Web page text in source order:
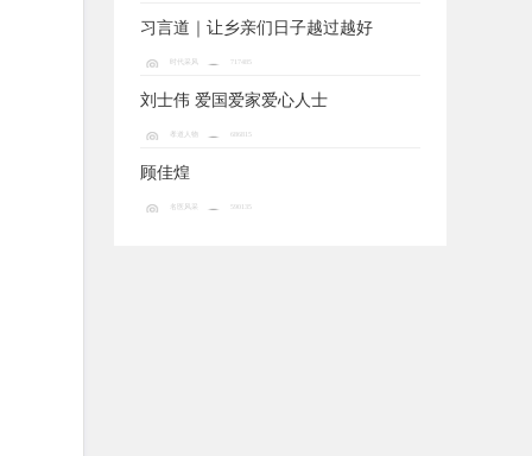
习言道｜让乡亲们日子越过越好
时代采风 717485
刘士伟 爱国爱家爱心人士
孝道人物 686815
顾佳煌
名医风采 590135